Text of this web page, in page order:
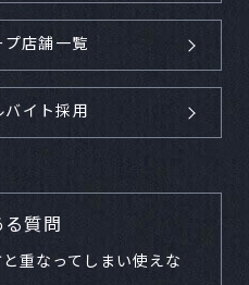
店舗一覧
イト採用
質問
重なってしまい使えな